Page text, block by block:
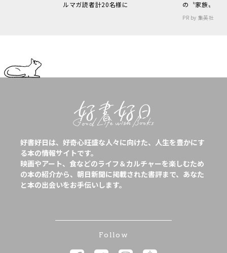
ルマガ読者計20名様に
の〝家族〟
PR by 集英社
好書好日は、好奇心旺盛な人々に向けた、人生を豊かにす
る本の情報サイトです。
映画やアート、食などのライフ＆カルチャーを楽しむため
の本の紹介から、朝日新聞に掲載された書評まで、あなた
と本の出会いをお手伝いします。
Follow